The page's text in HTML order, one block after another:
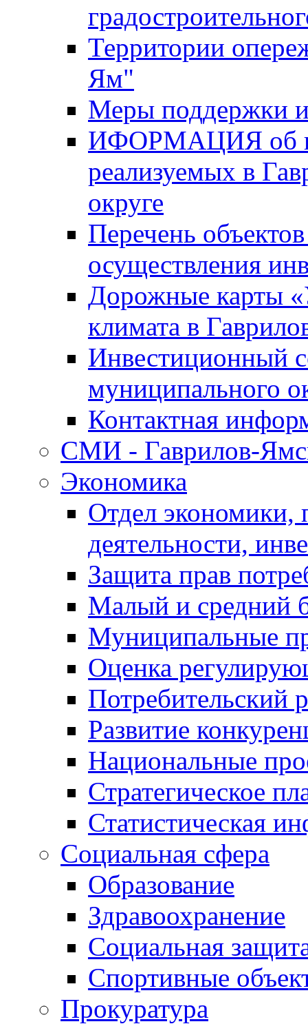
Территории
Ям"
Меры поддержки
ИФОРМАЦИЯ об
реализуемых в
округе
Перечень
осуществления
Дорожные карты
климата в
Инвестиционный
муниципального
Контактная
СМИ - Гаврилов-
Экономика
Отдел экономики,
деятельности,
Защита прав
Малый и средний
Муниципальные
Оценка
Потребительский
Развитие
Национальные
Стратегическое
Статистическая
Социальная сфера
Образование
Здравоохранение
Социальная
Спортивные
Прокуратура